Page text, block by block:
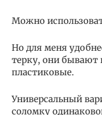
Можно
Но для меня
терку, они бывают
пластиковые.
Универсальный
соломку